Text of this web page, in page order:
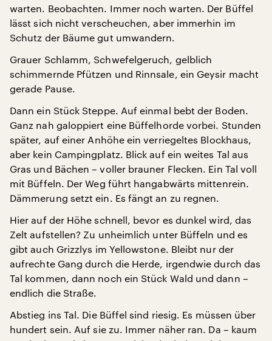
warten. Beobachten. Immer noch warten. Der Büffel
lässt sich nicht verscheuchen, aber immerhin im
Schutz der Bäume gut umwandern.
Grauer Schlamm, Schwefelgeruch, gelblich
schimmernde Pfützen und Rinnsale, ein Geysir macht
gerade Pause.
Dann ein Stück Steppe. Auf einmal bebt der Boden.
Ganz nah galoppiert eine Büffelhorde vorbei. Stunden
später, auf einer Anhöhe ein verriegeltes Blockhaus,
aber kein Campingplatz. Blick auf ein weites Tal aus
Gras und Bächen – voller brauner Flecken. Ein Tal voll
mit Büffeln. Der Weg führt hangabwärts mittenrein.
Dämmerung setzt ein. Es fängt an zu regnen.
Hier auf der Höhe schnell, bevor es dunkel wird, das
Zelt aufstellen? Zu unheimlich unter Büffeln und es
gibt auch Grizzlys im Yellowstone. Bleibt nur der
aufrechte Gang durch die Herde, irgendwie durch das
Tal kommen, dann noch ein Stück Wald und dann –
endlich die Straße.
Abstieg ins Tal. Die Büffel sind riesig. Es müssen über
hundert sein. Auf sie zu. Immer näher ran. Da – kaum